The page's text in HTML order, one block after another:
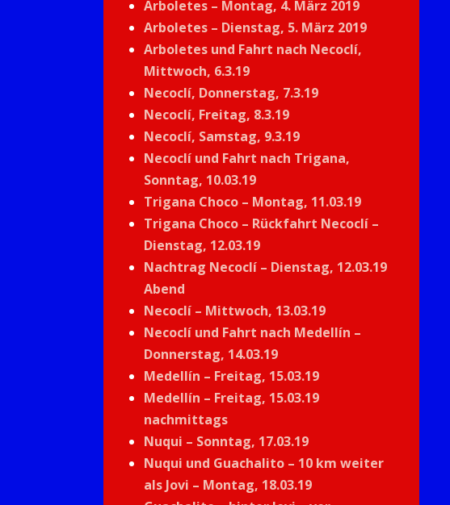
Arboletes – Montag, 4. März 2019
Arboletes – Dienstag, 5. März 2019
Arboletes und Fahrt nach Necoclí,
Mittwoch, 6.3.19
Necoclí, Donnerstag, 7.3.19
Necoclí, Freitag, 8.3.19
Necoclí, Samstag, 9.3.19
Necoclí und Fahrt nach Trigana,
Sonntag, 10.03.19
Trigana Choco – Montag, 11.03.19
Trigana Choco – Rückfahrt Necoclí –
Dienstag, 12.03.19
Nachtrag Necoclí – Dienstag, 12.03.19
Abend
Necoclí – Mittwoch, 13.03.19
Necoclí und Fahrt nach Medellín –
Donnerstag, 14.03.19
Medellín – Freitag, 15.03.19
Medellín – Freitag, 15.03.19
nachmittags
Nuqui – Sonntag, 17.03.19
Nuqui und Guachalito – 10 km weiter
als Jovi – Montag, 18.03.19